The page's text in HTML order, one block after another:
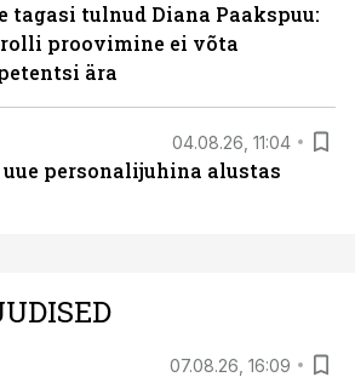
tagasi tulnud Diana Paakspuu:
proovimine ei võta
ära
04.08.26, 11:04
uue personalijuhina alustas
07.08.26, 16:09